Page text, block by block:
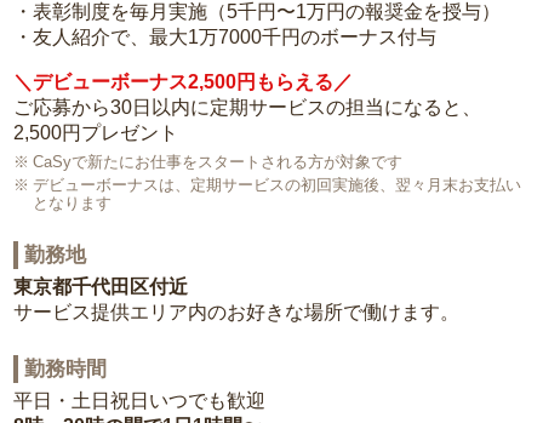
・表彰制度を毎月実施（5千円〜1万円の報奨金を授与）
・友人紹介で、最大1万7000千円のボーナス付与
＼デビューボーナス2,500円もらえる／
ご応募から30日以内に定期サービスの担当になると、
2,500円プレゼント
CaSyで新たにお仕事をスタートされる方が対象です
デビューボーナスは、定期サービスの初回実施後、翌々月末お支払い
となります
勤務地
東京都千代田区付近
サービス提供エリア内のお好きな場所で働けます。
勤務時間
平日・土日祝日いつでも歓迎